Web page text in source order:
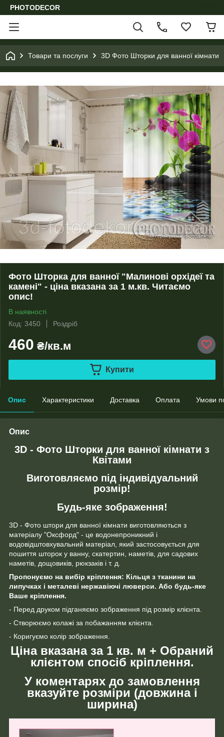
PHOTODECOR
Товари та послуги 3D Фото Шторки для ванної кімнати
Фото Шторка для ванної "Малинові орхідеї та
камені" - ціна вказана за 1 м.кв. Читаємо
опис!
В наявності
Код: 3450
Роздріб
460 ₴/кв.м
Купити
Опис Характеристики Доставка Оплата Умови
Опис
3D - Фото Шторки для ванної кімнати з
Квітами
Виготовляємо під індивідуальний
розмір!
Будь-яке зображення!
3D - Фото штори для ванної кімнати виготовляються з
матеріалу "Оксфорд" - це водонепроникний і
водовідштовхувальний матеріал, який застосовується для
пошиття шторок у ванну, скатертин, наметів, для садових
наметів, дощовиків, рюкзаків і т. д.
Пропонуємо на вибір кріплення: Кільця з тканини на
липучках і металеві нержавіючі люверси. Або будь-яке
Ваше кріплення.
- Перед друком підганяємо зображення під розмір клієнта.
- Створюємо колажі за побажанням клієнта.
- Коригуємо колір зображення.
Ціна вказана за 1 кв. м + Обраний
клієнтом спосіб кріплення.
У коментарях до замовлення
вказуйте розміри (довжина і
ширина)